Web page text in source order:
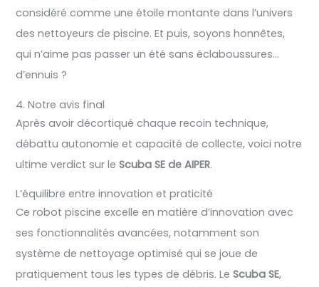
considéré comme une étoile montante dans l’univers
des nettoyeurs de piscine. Et puis, soyons honnêtes,
qui n’aime pas passer un été sans éclaboussures…
d’ennuis ?
4. Notre avis final
Après avoir décortiqué chaque recoin technique,
débattu autonomie et capacité de collecte, voici notre
ultime verdict sur leScuba SE de AIPER.
L’équilibre entre innovation et praticité
Ce robot piscine excelle en matière d’innovation avec
ses fonctionnalités avancées, notamment son
système de nettoyage optimisé qui se joue de
pratiquement tous les types de débris. LeScuba SE,